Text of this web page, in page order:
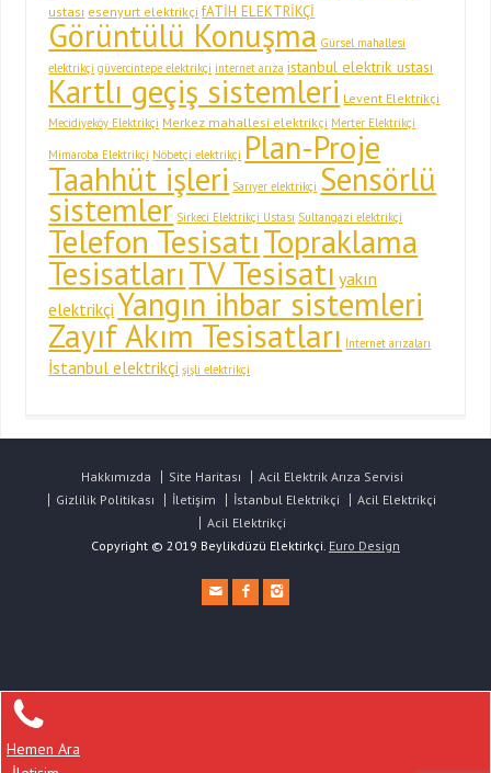
ustası esenyurt elektrikçi fATİH ELEKTRİKÇİ
Görüntülü Konuşma Gürsel mahallesi
elektrikçi güvercintepe elektrikçi internet arıza istanbul elektrik ustası
Kartlı geçiş sistemleri Levent Elektrikçi
Mecidiyeköy Elektrikçi Merkez mahallesi elektrikçi Merter Elektrikçi
Mimaroba Elektrikçi Nöbetçi elektrikçi Plan-Proje
Taahhüt işleri Sarıyer elektrikçi Sensörlü
sistemler Sirkeci Elektrikçi Ustası Sultangazi elektrikçi
Telefon TesisatıTopraklama
TesisatlarıTV Tesisatı yakın
elektrikçi Yangın ihbar sistemleri
Zayıf Akım Tesisatları İnternet arızaları
İstanbul elektrikçi şişli elektrikçi
Hakkımızda Site Haritası
Acil Elektrik Arıza Servisi
Gizlilik Politikası
İletişim İstanbul Elektrikçi
Acil Elektrikçi
Acil Elektrikçi
Copyright © 2019 Beylikdüzü Elektirkçi. Euro Design
Hemen Ara